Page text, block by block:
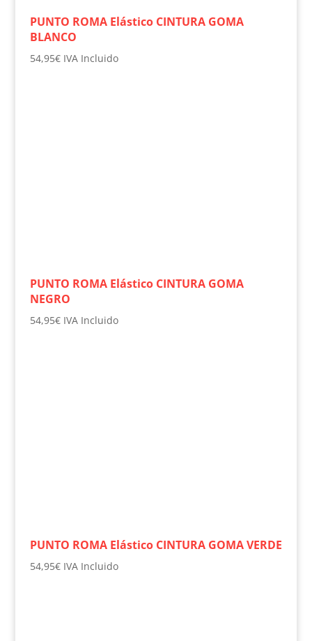
PUNTO ROMA Elástico CINTURA GOMA
BLANCO
54,95€ IVA Incluido
PUNTO ROMA Elástico CINTURA GOMA
NEGRO
54,95€ IVA Incluido
PUNTO ROMA Elástico CINTURA GOMA VERDE
54,95€ IVA Incluido